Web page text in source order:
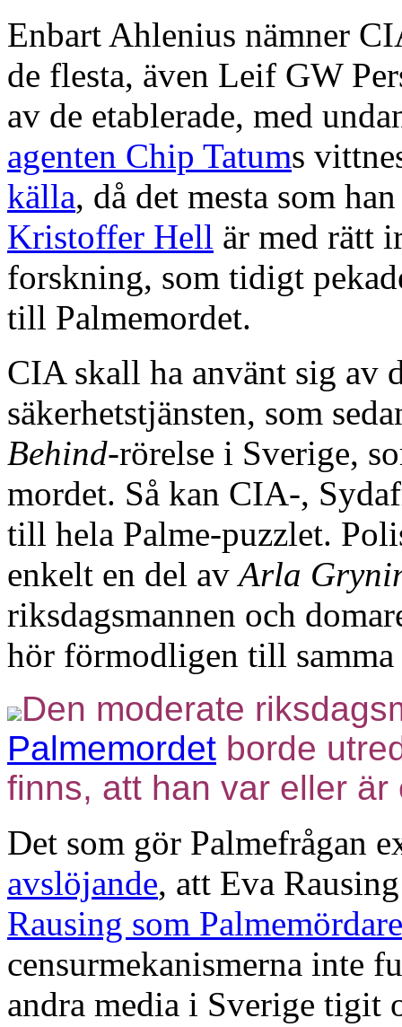
Enbart Ahlenius nämner
de flesta, även Leif GW
av de etablerade, med
agenten Chip Tatums
källa, då det mesta som
Kristoffer Hell är med rätt
forskning, som tidigt
till Palmemordet.
CIA skall ha använt sig av
säkerhetstjänsten, som
Behind-rörelse i Sverige,
mordet. Så kan CIA-,
till hela Palme-puzzlet.
enkelt en del avArla
riksdagsmannen och
hör förmodligen till samma
Den moderate
Palmemordet borde
finns, att han var eller
Det som gör Palmefrågan
avslöjande, att Eva
Rausing som Palmemördare
censurmekanismerna inte
andra media i Sverige tigit